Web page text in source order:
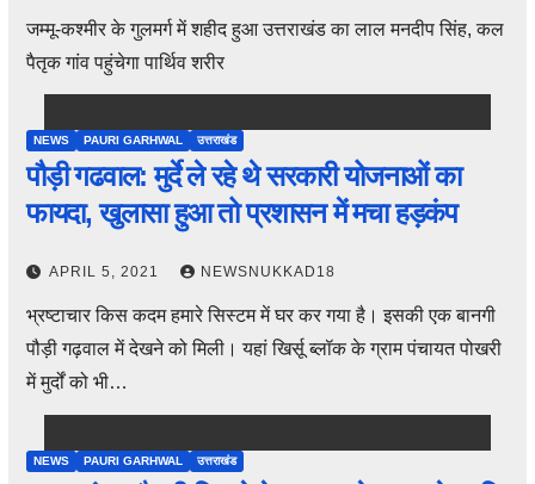
जम्मू-कश्मीर के गुलमर्ग में शहीद हुआ उत्तराखंड का लाल मनदीप सिंह, कल
पैतृक गांव पहुंचेगा पार्थिव शरीर
NEWS PAURI GARHWAL उत्तराखंड
पौड़ी गढवाल: मुर्दे ले रहे थे सरकारी योजनाओं का
फायदा, खुलासा हुआ तो प्रशासन में मचा हड़कंप
APRIL 5, 2021 NEWSNUKKAD18
भ्रष्टाचार किस कदम हमारे सिस्टम में घर कर गया है। इसकी एक बानगी
पौड़ी गढ़वाल में देखने को मिली। यहां खिर्सू ब्लॉक के ग्राम पंचायत पोखरी
में मुर्दों को भी…
NEWS PAURI GARHWAL उत्तराखंड